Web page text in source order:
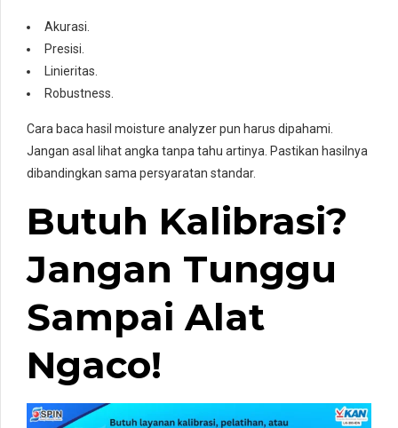
Akurasi.
Presisi.
Linieritas.
Robustness.
Cara baca hasil moisture analyzer pun harus dipahami.
Jangan asal lihat angka tanpa tahu artinya. Pastikan hasilnya
dibandingkan sama persyaratan standar.
Butuh Kalibrasi?
Jangan Tunggu
Sampai Alat
Ngaco!